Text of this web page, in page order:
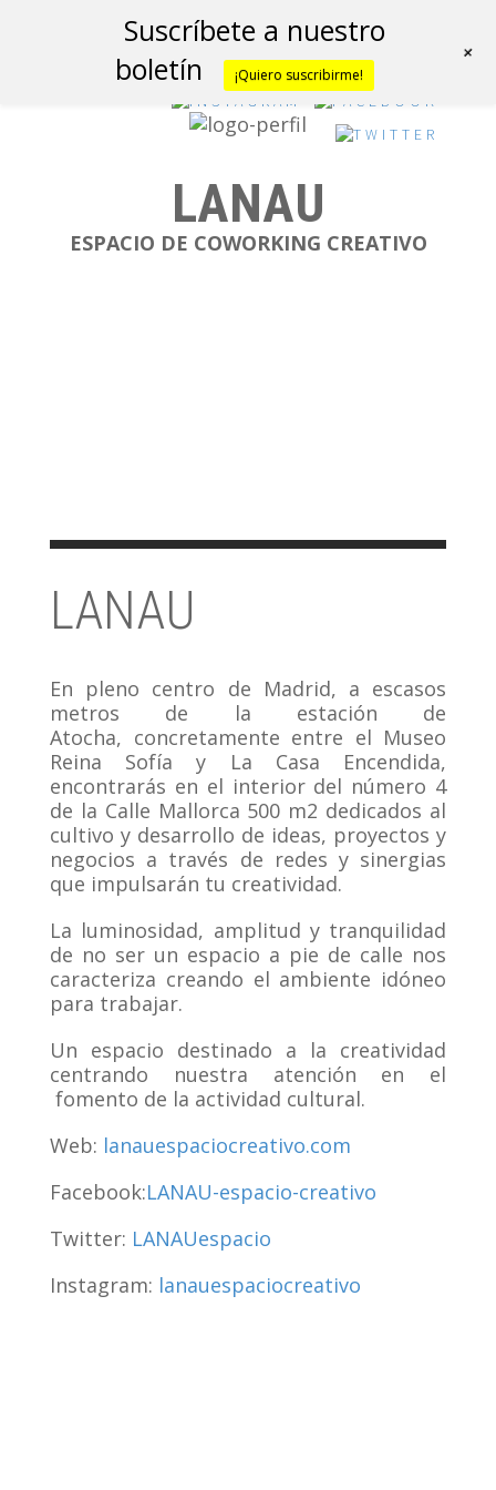
LANAU
ESPACIO DE COWORKING CREATIVO
LANAU
En pleno centro de Madrid, a escasos
metros de la estación de
Atocha, concretamente entre el Museo
Reina Sofía y La Casa Encendida,
encontrarás en el interior del número 4
de la Calle Mallorca 500 m2 dedicados al
cultivo y desarrollo de ideas, proyectos y
negocios a través de redes y sinergias
que impulsarán tu creatividad.
La luminosidad, amplitud y tranquilidad
de no ser un espacio a pie de calle nos
caracteriza creando el ambiente idóneo
para trabajar.
Un espacio destinado a la creatividad
centrando nuestra atención en el
fomento de la actividad cultural.
Web: lanauespaciocreativo.com
Facebook:LANAU-espacio-creativo
Twitter: LANAUespacio
Instagram: lanauespaciocreativo
Suscríbete a nuestro
boletín
¡Quiero suscribirme!
+